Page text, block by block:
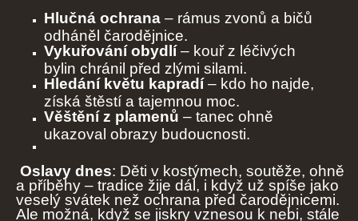
Hlučná ochrana – rámus zvonů a bičů
odháněl čarodějnice.
Vykuřování obydlí– kouř z léčivých
bylin chránil před zlými silami.
Hledání květu kapradí– kdo ho najde,
získá štěstí a tajemnou moc.
Věštění z plamenů – tanec ohně
ukazoval obrazy budoucnosti.
Oslavy dnes: Děti v kostýmech, soutěže, ohně
a příběhy – tradice žije dál, i když už spíše jako
veselý svátek než ochrana před čarodějnicemi.
Ale možná, když se jiskry vznesou k nebi, stále